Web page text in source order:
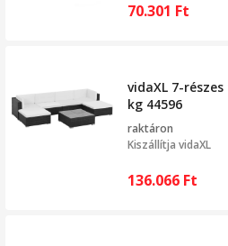
70.301 Ft
vidaXL 7-
kg 44596
raktáron
Kiszállítja vidaXL
136.066 Ft